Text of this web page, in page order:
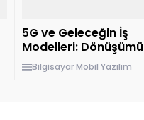
5G ve Geleceğin İş
Modelleri: Dönüşümü
Yakalayın
BilgisayarMobil Yazılım